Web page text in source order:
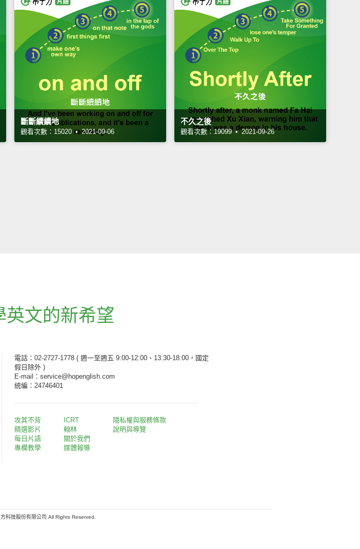
斷斷續續地
觀看次數：15020 • 2021-09-06
不久之後
觀看次數：19099 • 2021-09-26
英文的新希望
電話：02-2727-1778 ( 週一至週五 9:00-12:00、13:30-18:00，國定
假日除外 )
E-mail：service@hopenglish.com
統編：24746401
攻其不背
精選影片
每日片語
專欄教學
ICRT
翰林
關於我們
媒體報導
隱私權與服務條款
說明與導覽
科技股份有限公司 All Rights Reserved.